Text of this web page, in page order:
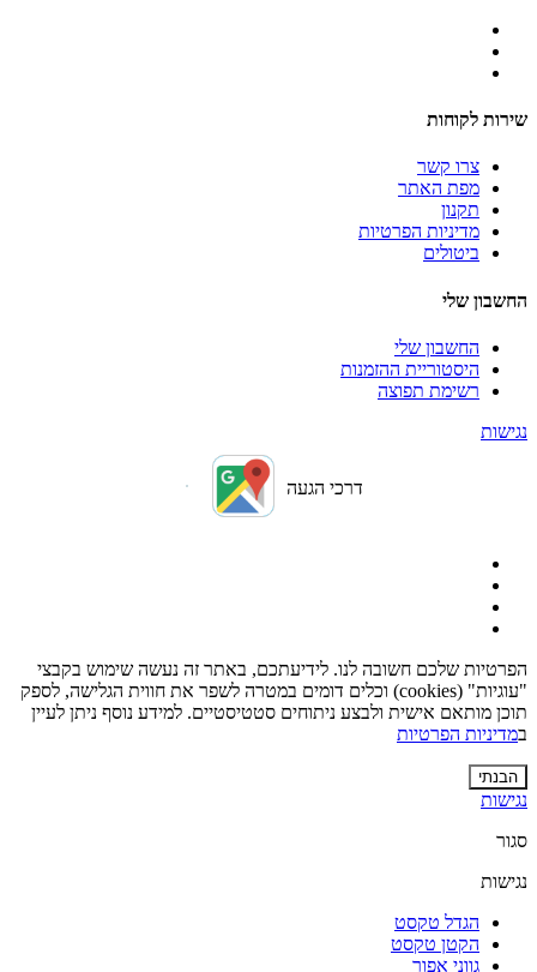
שירות לקוחות
צרו קשר
מפת האתר
תקנון
מדיניות הפרטיות
ביטולים
החשבון שלי
החשבון שלי
היסטוריית ההזמנות
רשימת תפוצה
נגישות
דרכי הגעה
הפרטיות שלכם חשובה לנו. לידיעתכם, באתר זה נעשה שימוש בקבצי
"עוגיות" (cookies) וכלים דומים במטרה לשפר את חווית הגלישה, לספק
תוכן מותאם אישית ולבצע ניתוחים סטטיסטיים. למידע נוסף ניתן לעיין
במדיניות הפרטיות
הבנתי
נגישות
סגור
נגישות
הגדל טקסט
הקטן טקסט
גווני אפור